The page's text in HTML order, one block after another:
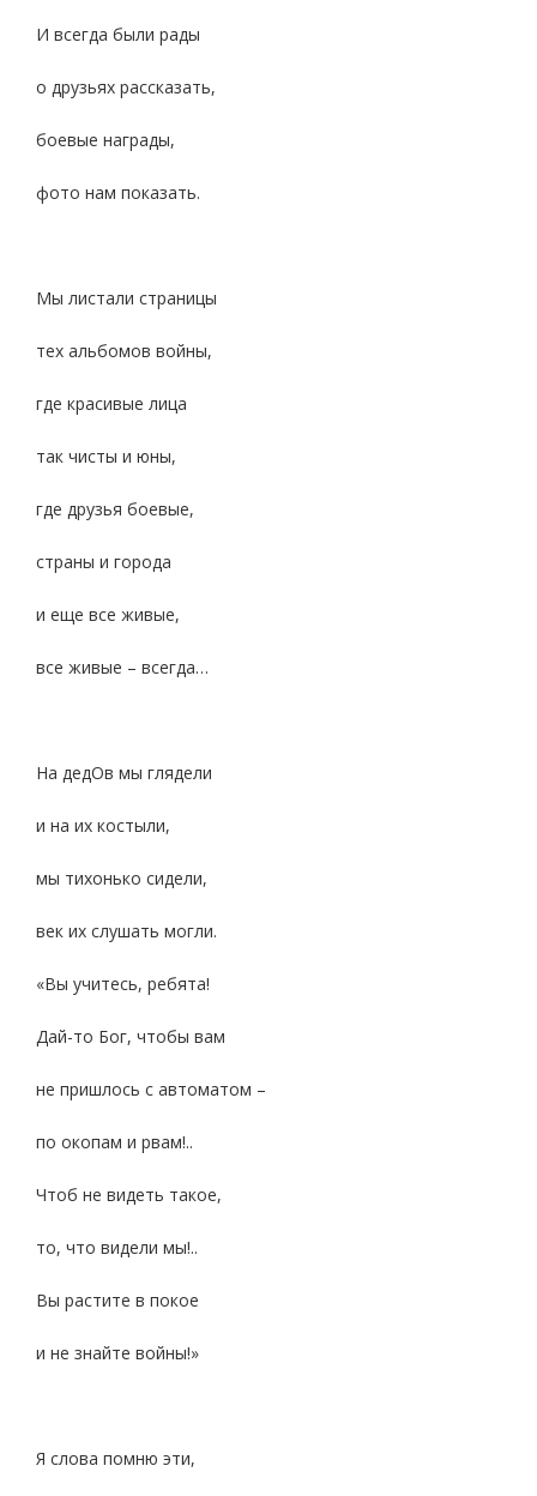
И всегда были рады
о друзьях рассказать,
боевые награды,
фото нам показать.
Мы листали страницы
тех альбомов войны,
где красивые лица
так чисты и юны,
где друзья боевые,
страны и города
и еще все живые,
все живые – всегда…
На дедОв мы глядели
и на их костыли,
мы тихонько сидели,
век их слушать могли.
«Вы учитесь, ребята!
Дай-то Бог, чтобы вам
не пришлось с автоматом –
по окопам и рвам!..
Чтоб не видеть такое,
то, что видели мы!..
Вы растите в покое
и не знайте войны!»
Я слова помню эти,